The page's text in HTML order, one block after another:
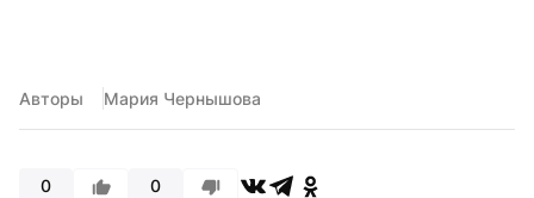
Авторы Мария Чернышова
0 0